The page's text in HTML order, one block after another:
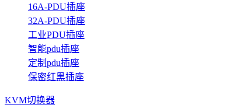
16A-PDU插座
32A-PDU插座
工业PDU插座
智能pdu插座
定制pdu插座
保密红黑插座
KVM切换器